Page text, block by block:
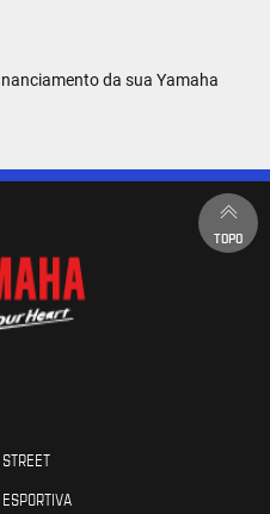
da sua Yamaha
TOPO
STREET
ESPORTIVA